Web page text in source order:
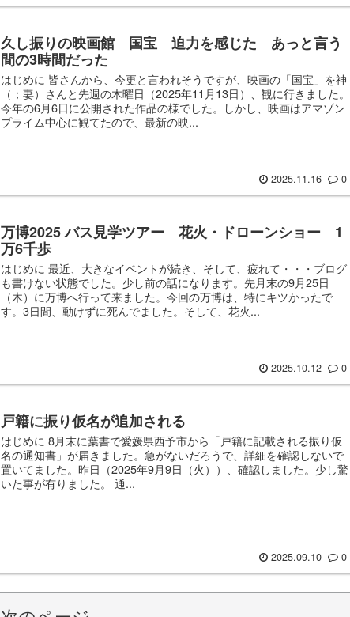
久し振りの映画館 国宝 迫力を感じた あっと言う
間の3時間だった
はじめに 皆さんから、今更と言われそうですが、映画の「国宝」を神
（；妻）さんと先週の木曜日（2025年11月13日）、観に行きました。
今年の6月6日に公開された作品の様でした。しかし、映画はアマゾン
プライム中心に観てたので、最新の映...
2025.11.16 0
万博2025 バス見学ツアー 花火・ドローンショー 1
万6千歩
はじめに 最近、大きなイベントが続き、そして、疲れて・・・ブログ
も書けない状態でした。少し前の話になります。先月末の9月25日
（木）に万博へ行って来ました。今回の万博は、特にキツかったで
す。3日間、動けずに死んでました。そして、花火...
2025.10.12 0
戸籍に振り仮名が追加される
はじめに 8月末に葉書で愛媛県西予市から「戸籍に記載される振り仮
名の通知書」が届きました。急がないだろうで、詳細を確認しないで
置いてました。昨日（2025年9月9日（火））、確認しました。少し驚
いた事が有りました。 通...
2025.09.10 0